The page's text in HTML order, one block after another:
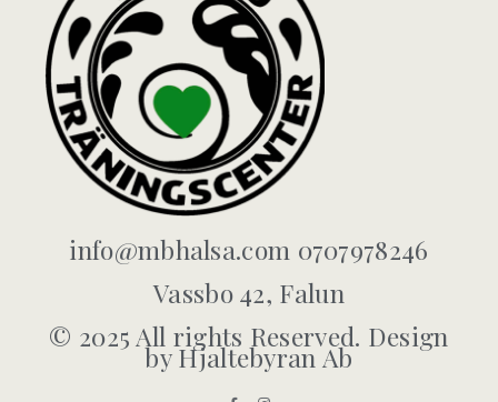
info@mbhalsa.com 0707978246
Vassbo 42, Falun
© 2025 All rights Reserved. Design
by Hjaltebyran Ab